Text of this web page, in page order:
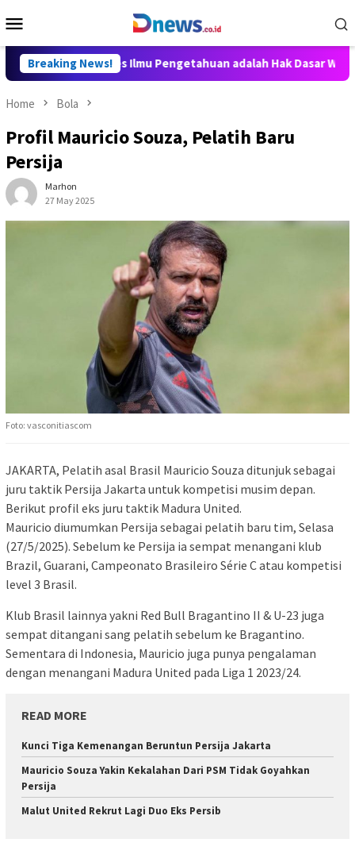
to
Menu
Breaking News!
Akses Ilmu Pengetahuan adalah Hak Dasar Warga Negara
Home Bola
Profil Mauricio Souza, Pelatih Baru
Persija
Marhon
27 May 2025
Foto: vasconitiascom
JAKARTA, Pelatih asal Brasil Mauricio Souza ditunjuk sebagai
juru taktik Persija Jakarta untuk kompetisi musim depan.
Berikut profil eks juru taktik Madura United.
Mauricio diumumkan Persija sebagai pelatih baru tim, Selasa
(27/5/2025). Sebelum ke Persija ia sempat menangani klub
Brazil, Guarani, Campeonato Brasileiro Série C atau kompetisi
level 3 Brasil.
Klub Brasil lainnya yakni Red Bull Bragantino II & U-23 juga
sempat ditangani sang pelatih sebelum ke Bragantino.
Sementara di Indonesia, Mauricio juga punya pengalaman
dengan menangani Madura United pada Liga 1 2023/24.
READ MORE
Kunci Tiga Kemenangan Beruntun Persija Jakarta
Mauricio Souza Yakin Kekalahan Dari PSM Tidak Goyahkan
Persija
Malut United Rekrut Lagi Duo Eks Persib